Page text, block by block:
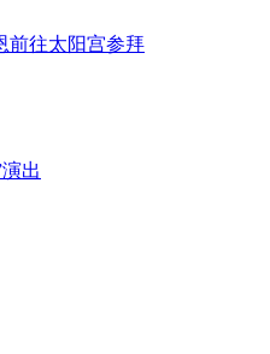
前往太阳宫参拜
出